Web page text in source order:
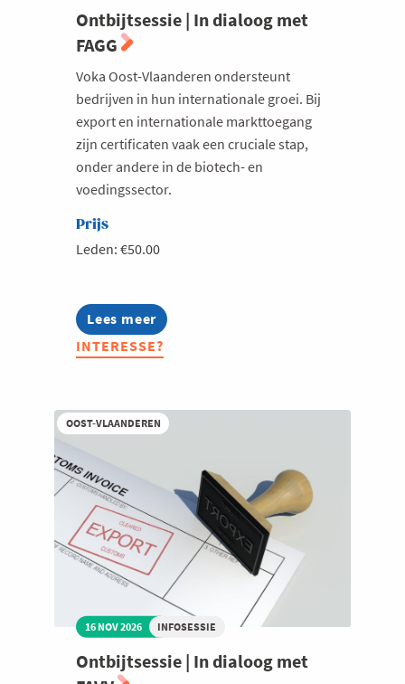
Ontbijtsessie | In dialoog met
FAGG
Voka Oost-Vlaanderen ondersteunt
bedrijven in hun internationale groei. Bij
export en internationale markttoegang
zijn certificaten vaak een cruciale stap,
onder andere in de biotech- en
voedingssector.
Prijs
Leden: €50.00
Lees meer
about
Ontbijtsessie
|
FAGG
INTERESSE?
OOST-VLAANDEREN
16 NOV 2026 INFOSESSIE
Ontbijtsessie | In dialoog met